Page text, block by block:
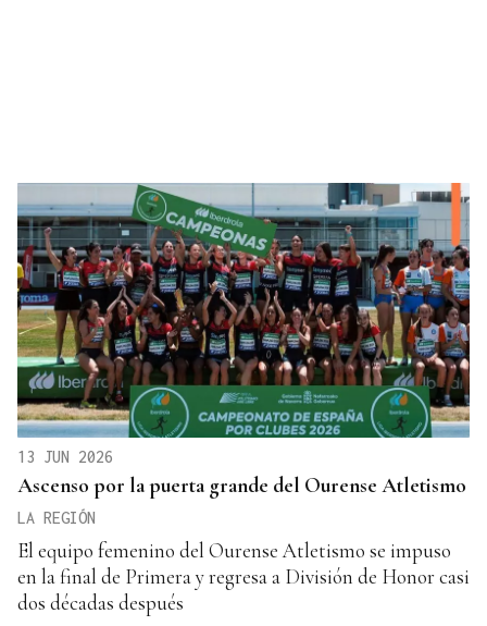
13 JUN 2026
Ascenso por la puerta grande del Ourense Atletismo
LA REGIÓN
El equipo femenino del Ourense Atletismo se impuso
en la final de Primera y regresa a División de Honor casi
dos décadas después